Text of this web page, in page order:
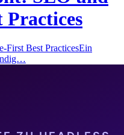
First Best PracticesEin